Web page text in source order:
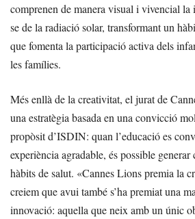
comprenen de manera visual i vivencial
se de la radiació solar, transformant un
que fomenta la participació activa dels
les famílies.
Més enllà de la creativitat, el jurat de
una estratègia basada en una convicció
propòsit d’ISDIN: quan l’educació es
experiència agradable, és possible generar
hàbits de salut. «Cannes Lions premia la
creiem que avui també s’ha premiat una
innovació: aquella que neix amb un únic